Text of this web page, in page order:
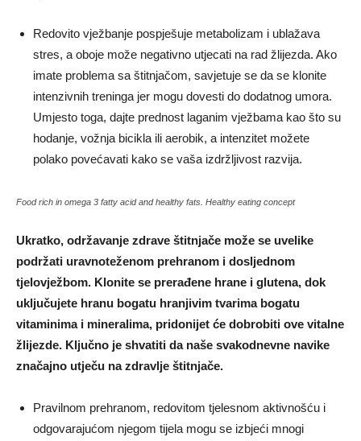
Redovito vježbanje pospješuje metabolizam i ublažava
stres, a oboje može negativno utjecati na rad žlijezda. Ako
imate problema sa štitnjačom, savjetuje se da se klonite
intenzivnih treninga jer mogu dovesti do dodatnog umora.
Umjesto toga, dajte prednost laganim vježbama kao što su
hodanje, vožnja bicikla ili aerobik, a intenzitet možete
polako povećavati kako se vaša izdržljivost razvija.
Food rich in omega 3 fatty acid and healthy fats. Healthy eating concept
Ukratko, održavanje zdrave štitnjače može se uvelike
podržati uravnoteženom prehranom i dosljednom
tjelovježbom. Klonite se prerađene hrane i glutena, dok
uključujete hranu bogatu hranjivim tvarima bogatu
vitaminima i mineralima, pridonijet će dobrobiti ove vitalne
žlijezde. Ključno je shvatiti da naše svakodnevne navike
značajno utječu na zdravlje štitnjače.
Pravilnom prehranom, redovitom tjelesnom aktivnošću i
odgovarajućom njegom tijela mogu se izbjeći mnogi